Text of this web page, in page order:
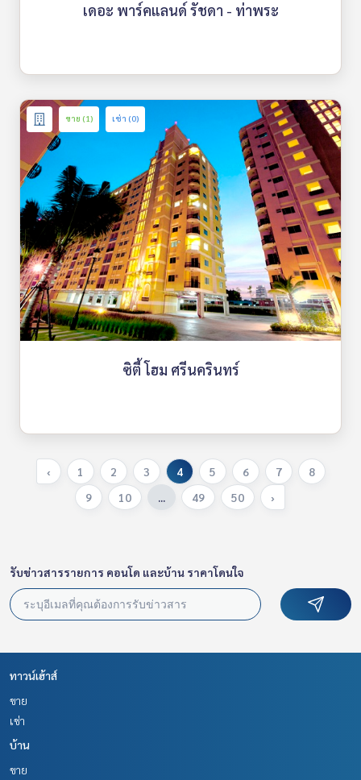
เดอะ พาร์คแลนด์ รัชดา - ท่าพระ
ขาย (1) เช่า (0)
ซิตี้ โฮม ศรีนครินทร์
‹ 1 2 3 4 5 6 7
8
9
10 49 50 ›
รับข่าวสารรายการ คอนโด และบ้าน ราคาโดนใจ
ทาวน์เฮ้าส์
ขาย
เช่า
บ้าน
ขาย